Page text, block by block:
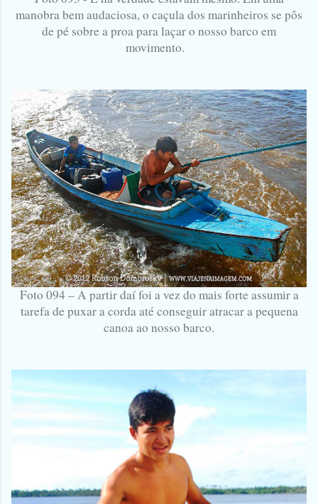
manobra bem audaciosa, o caçula dos marinheiros se pôs
de pé sobre a proa para laçar o nosso barco em
movimento.
Foto 094 – A partir daí foi a vez do mais forte assumir a
tarefa de puxar a corda até conseguir atracar a pequena
canoa ao nosso barco.